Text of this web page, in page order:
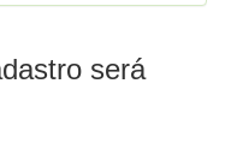
será